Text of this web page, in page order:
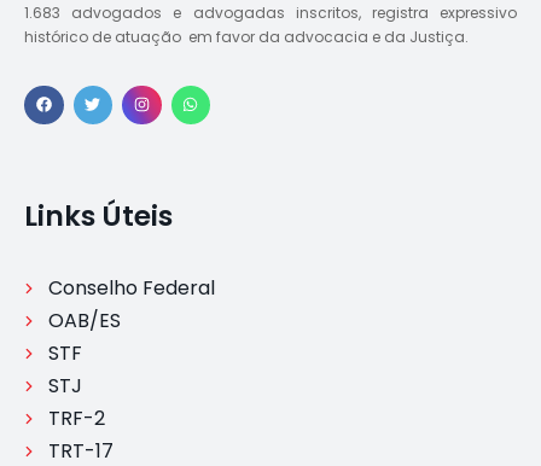
1.683 advogados e advogadas inscritos, registra expressivo
histórico de atuação em favor da advocacia e da Justiça.
Links Úteis
Conselho Federal
OAB/ES
STF
STJ
TRF-2
TRT-17